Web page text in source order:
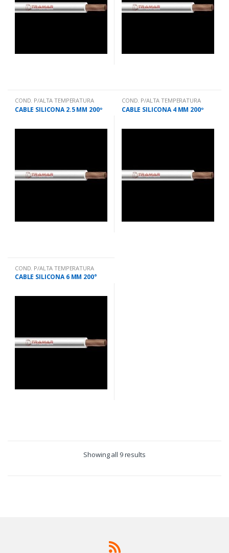
COND. P/ALTA TEMPERATURA
CABLE SILICONA 2.5 MM 200º
COND. P/ALTA TEMPERATURA
CABLE SILICONA 4 MM 200º
COND. P/ALTA TEMPERATURA
CABLE SILICONA 6 MM 200°
Showing all 9 results